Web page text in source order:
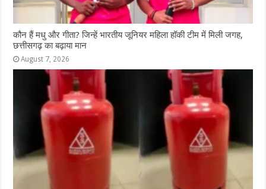
कौन हैं मधु और गीता? जिन्हें भारतीय जूनियर महिला हॉकी टीम में मिली जगह,
छत्तीसगढ़ का बढ़ाया मान
August 7, 2026